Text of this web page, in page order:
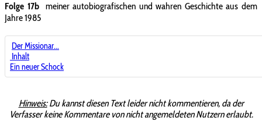
Folge 17bmeiner autobiografischen und wahren Geschichte aus dem
Jahre 1985
Der Missionar...
Inhalt
Ein neuer Schock
Hinweis:Du kannst diesen Text leider nicht kommentieren, da der
Verfasser keine Kommentare von nicht angemeldeten Nutzern erlaubt.